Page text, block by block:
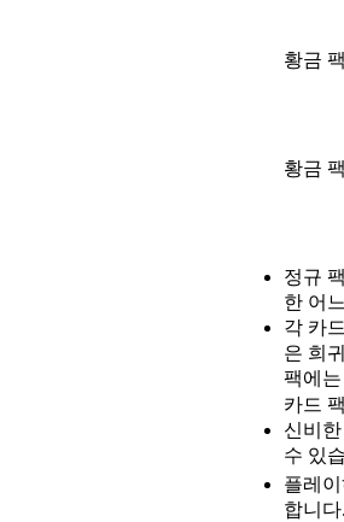
황금
황금
정규
한 어
각 카
은 희
팩에
카드
신비
수 있
플레
합니다.